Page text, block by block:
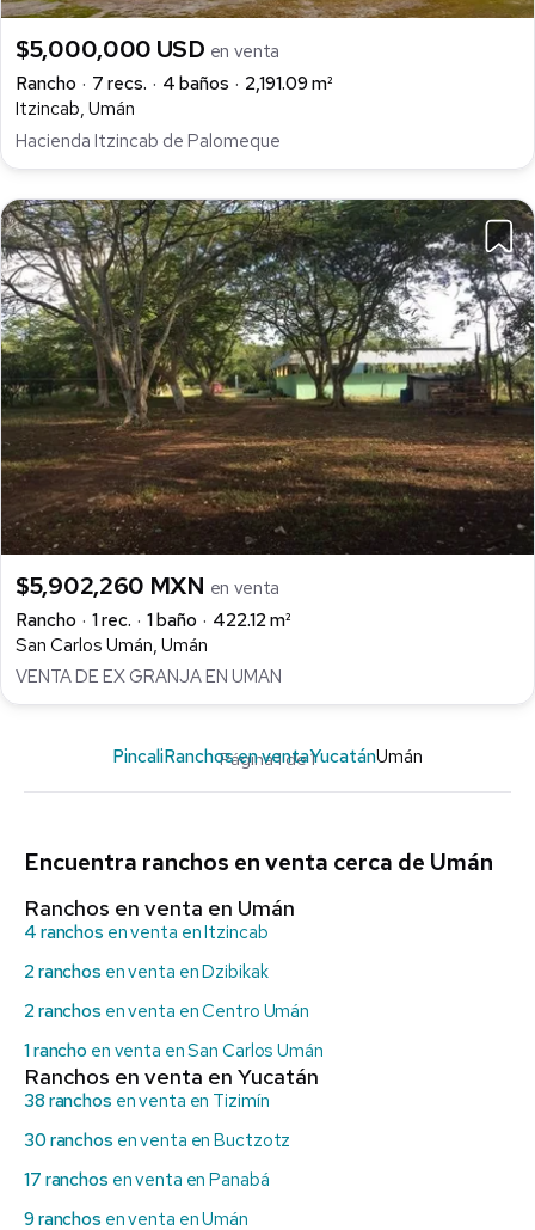
$5,000,000 USD en venta
Rancho
7 recs. 4 baños
2,191.09 m²
Itzincab, Umán
Hacienda Itzincab de Palomeque
$5,902,260 MXN en venta
Rancho
1 rec. 1 baño
422.12 m²
San Carlos Umán, Umán
VENTA DE EX GRANJA EN UMAN
Página 1 de 1
PincaliRanchos en ventaYucatánUmán
Encuentra ranchos en venta cerca de Umán
Ranchos en venta en Umán
4 ranchos en venta en Itzincab
2 ranchos en venta en Dzibikak
2 ranchos en venta en Centro Umán
1 rancho en venta en San Carlos Umán
Ranchos en venta en Yucatán
38 ranchos en venta en Tizimín
30 ranchos en venta en Buctzotz
17 ranchos en venta en Panabá
9 ranchos en venta en Umán